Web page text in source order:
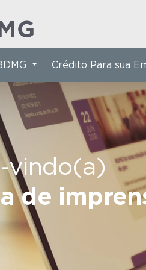
vindo(a)
de
Crédito Para sua